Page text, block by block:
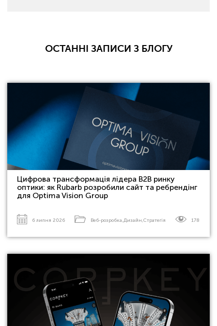
ОСТАННІ ЗАПИСИ З БЛОГУ
Цифрова трансформація лідера B2B ринку
оптики: як Rubarb розробили сайт та ребрендінг
для Optima Vision Group
6 липня 2026 Веб-розробка,Дизайн,Стратегія 178